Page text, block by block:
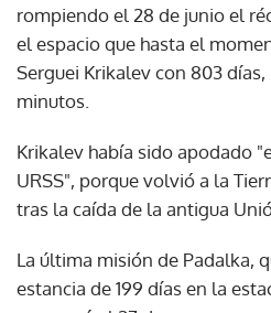
rompiendo el 28 de junio el
el espacio que hasta el
Serguei Krikalev con 803 días,
minutos.
Krikalev había sido apodado
URSS", porque volvió a la
tras la caída de la antigua
La última misión de Padalka,
estancia de 199 días en la